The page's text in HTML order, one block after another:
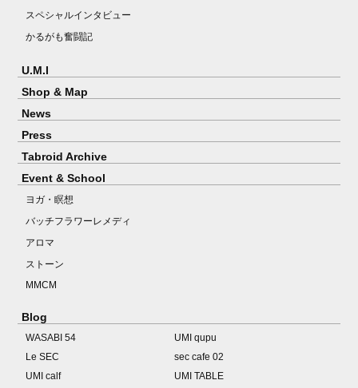
スペシャルインタビュー
かるがも奮闘記
U.M.I
Shop & Map
News
Press
Tabroid Archive
Event & School
ヨガ・瞑想
バッチフラワーレメディ
アロマ
ストーン
MMCM
Blog
WASABI 54
Le SEC
UMI calf
UMI qupu
sec cafe 02
UMI TABLE